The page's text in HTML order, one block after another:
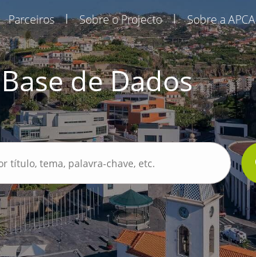
Parceiros | Sobre o Projecto | Sobre a APCA
Base de Dados